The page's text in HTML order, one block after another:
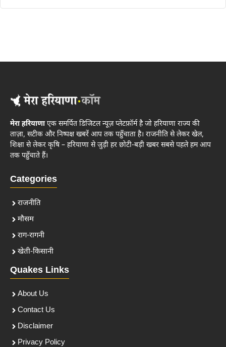
मेरा हरियाणाएक समर्पित डिजिटल न्यूज़ प्लेटफ़ॉर्म है जो हरियाणा राज्य की
ताज़ा, सटीक और निष्पक्ष खबरें आप तक पहुँचाता है। राजनीति से लेकर खेल,
शिक्षा से लेकर कृषि – हरियाणा से जुड़ी हर छोटी-बड़ी खबर सबसे पहले हम आप
तक पहुँचाते हैं।
Categories
राजनीति
मौसम
राग-रागनी
खेती-किसानी
Quakes Links
About Us
Contact Us
Disclaimer
Privacy Policy